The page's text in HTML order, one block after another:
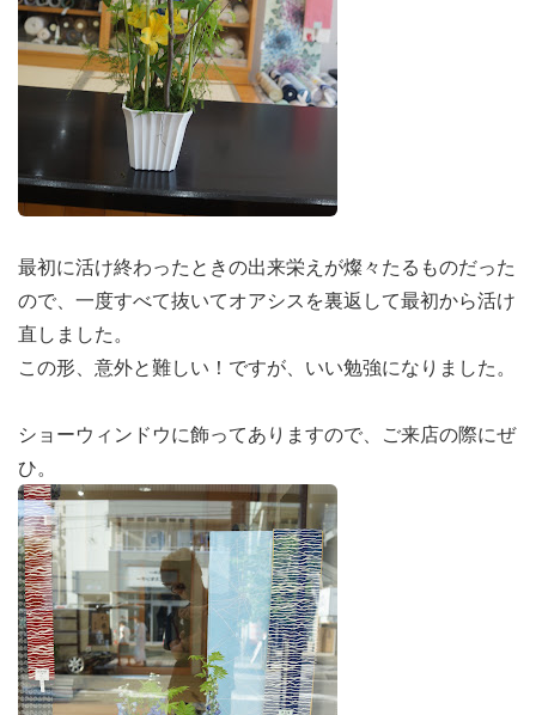
最初に活け終わったときの出来栄えが燦々たるものだった
ので、一度すべて抜いてオアシスを裏返して最初から活け
直しました。
この形、意外と難しい！ですが、いい勉強になりました。
ショーウィンドウに飾ってありますので、ご来店の際にぜ
ひ。